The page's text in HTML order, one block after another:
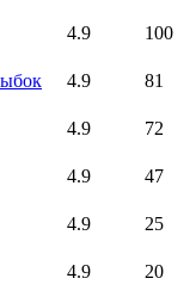
4.9
100
4.9
81
4.9
72
4.9
47
4.9
25
4.9
20